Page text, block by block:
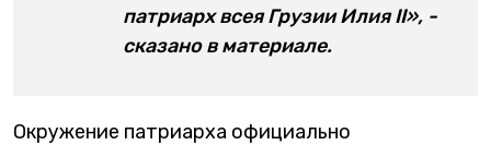
патриарх всея Грузии Илия II», -
сказано в материале.
Окружение патриарха официально